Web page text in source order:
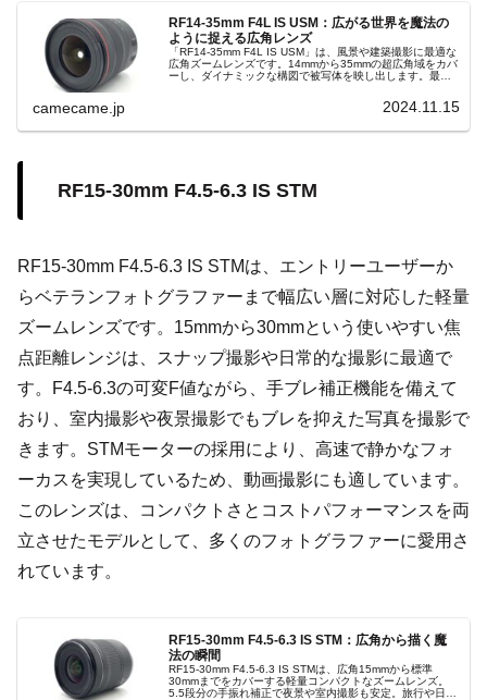
RF14-35mm F4L IS USM：広がる世界を魔法の
ように捉える広角レンズ
「RF14-35mm F4L IS USM」は、風景や建築撮影に最適な
広角ズームレンズです。14mmから35mmの超広角域をカバ
ーし、ダイナミックな構図で被写体を映し出します。最大
と信頼性を提供します。軽量コンパクトな設計により、旅
行や日常使いにも最適で、豊かな色再現とシャープな描写
camecame.jp 2024.11.15
RF15-30mm F4.5-6.3 IS STM
RF15-30mm F4.5-6.3 IS STMは、エントリーユーザーか
らベテランフォトグラファーまで幅広い層に対応した軽量
ズームレンズです。15mmから30mmという使いやすい焦
点距離レンジは、スナップ撮影や日常的な撮影に最適で
す。F4.5-6.3の可変F値ながら、手ブレ補正機能を備えて
おり、室内撮影や夜景撮影でもブレを抑えた写真を撮影で
きます。STMモーターの採用により、高速で静かなフォ
ーカスを実現しているため、動画撮影にも適しています。
このレンズは、コンパクトさとコストパフォーマンスを両
立させたモデルとして、多くのフォトグラファーに愛用さ
れています。
RF15-30mm F4.5-6.3 IS STM：広角から描く魔
法の瞬間
RF15-30mm F4.5-6.3 IS STMは、広角15mmから標準
30mmまでをカバーする軽量コンパクトなズームレンズ。
5.5段分の手振れ補正で夜景や室内撮影も安定。旅行や日常